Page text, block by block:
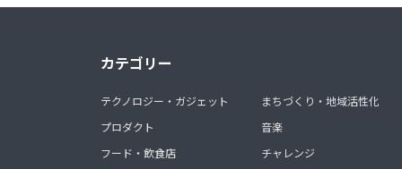
カテゴリー
テクノロジー・ガジェット
プロダクト
フード・飲食店
まちづくり・地域活性化
音楽
チャレンジ